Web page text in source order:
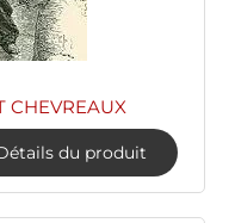
CHEVREAUX
du produit